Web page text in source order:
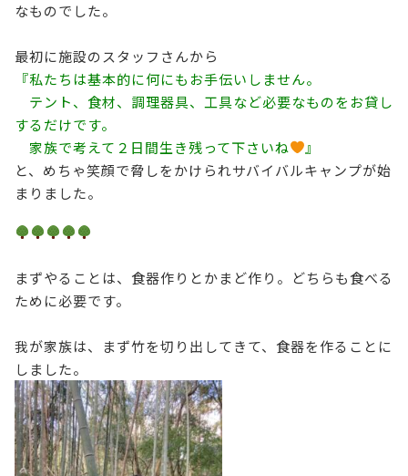
なものでした。
最初に施設のスタッフさんから
『私たちは基本的に何にもお手伝いしません。
テント、食材、調理器具、工具など必要なものをお貸し
するだけです。
家族で考えて２日間生き残って下さいね
』
と、めちゃ笑顔で脅しをかけられサバイバルキャンプが始
まりました。
まずやることは、食器作りとかまど作り。どちらも食べる
ために必要です。
我が家族は、まず竹を切り出してきて、食器を作ることに
しました。